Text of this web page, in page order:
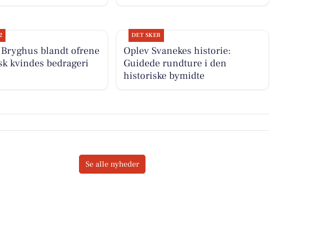
Bryghus blandt ofrene
kvindes bedrageri
DET SKER
Oplev Svanekes historie:
Guidede rundture i den
historiske bymidte
Se alle nyheder